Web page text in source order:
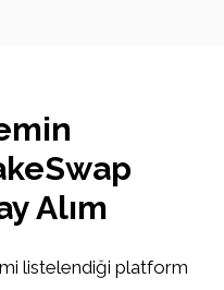
Alım
listelendiği platform